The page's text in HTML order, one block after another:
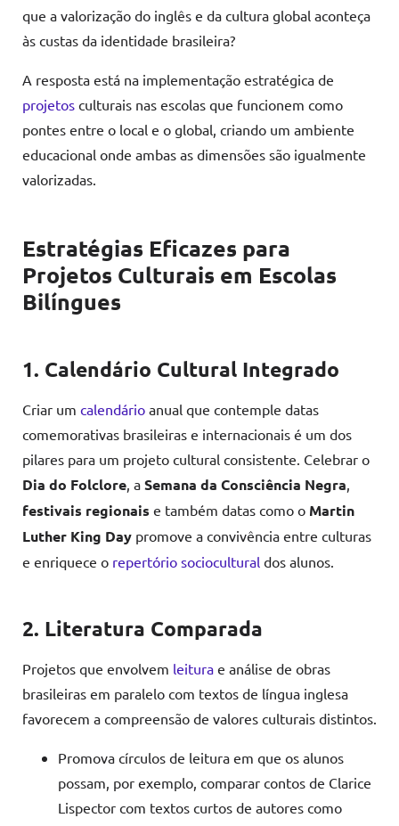
que a valorização do inglês e da cultura global aconteça
às custas da identidade brasileira?
A resposta está na implementação estratégica de
projetos culturais nas escolas que funcionem como
pontes entre o local e o global, criando um ambiente
educacional onde ambas as dimensões são igualmente
valorizadas.
Estratégias Eficazes para
Projetos Culturais em Escolas
Bilíngues
1. Calendário Cultural Integrado
Criar um calendário anual que contemple datas
comemorativas brasileiras e internacionais é um dos
pilares para um projeto cultural consistente. Celebrar o
Dia do Folclore , a Semana da Consciência Negra
festivais regionais e também datas como o Martin
Luther King Day promove a convivência entre culturas
e enriquece o repertório sociocultural dos alunos.
2. Literatura Comparada
Projetos que envolvem leitura e análise de obras
brasileiras em paralelo com textos de língua inglesa
favorecem a compreensão de valores culturais distintos.
Promova círculos de leitura em que os alunos
possam, por exemplo, comparar contos de Clarice
Lispector com textos curtos de autores como